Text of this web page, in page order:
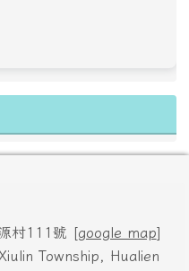
村111號 [google map]
Township, Hualien